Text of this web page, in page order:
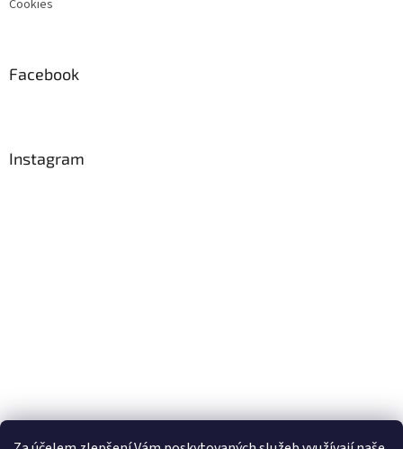
Cookies
Facebook
Instagram